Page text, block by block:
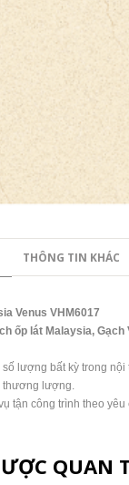
THÔNG TIN KHÁC
Venus VHM6017
ốp lát Malaysia, Gạch
lượng bất kỳ trong nội
lượng.
tận công trình theo yêu
QUAN